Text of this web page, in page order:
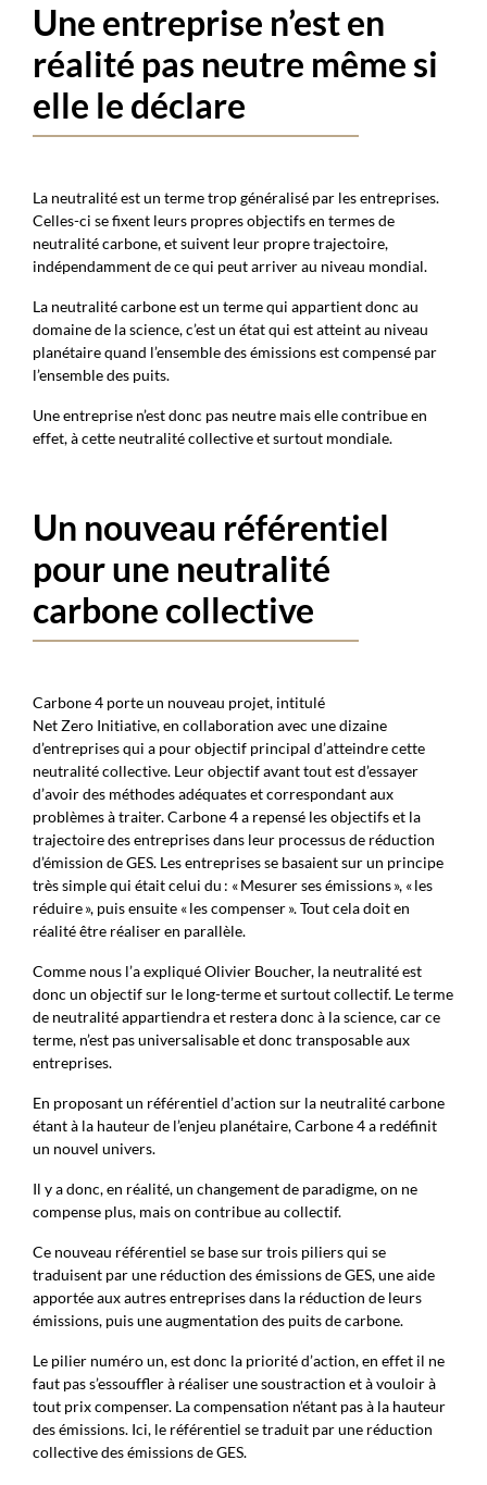
Une entreprise n’est en
réalité pas neutre même si
elle le déclare
La neutralité est un terme trop généralisé par les entreprises.
Celles-ci se fixent leurs propres objectifs en termes de
neutralité carbone, et suivent leur propre trajectoire,
indépendamment de ce qui peut arriver au niveau mondial.
La neutralité carbone est un terme qui appartient donc au
domaine de la science, c’est un état qui est atteint au niveau
planétaire quand l’ensemble des émissions est compensé par
l’ensemble des puits.
Une entreprise n’est donc pas neutre mais elle contribue en
effet, à cette neutralité collective et surtout mondiale.
Un nouveau référentiel
pour une neutralité
carbone collective
Carbone 4 porte un nouveau projet, intitulé
Net Zero Initiative, en collaboration avec une dizaine
d’entreprises qui a pour objectif principal d’atteindre cette
neutralité collective. Leur objectif avant tout est d’essayer
d’avoir des méthodes adéquates et correspondant aux
problèmes à traiter. Carbone 4 a repensé les objectifs et la
trajectoire des entreprises dans leur processus de réduction
d’émission de GES. Les entreprises se basaient sur un principe
très simple qui était celui du : « Mesurer ses émissions », « les
réduire », puis ensuite « les compenser ». Tout cela doit en
réalité être réaliser en parallèle.
Comme nous l’a expliqué Olivier Boucher, la neutralité est
donc un objectif sur le long-terme et surtout collectif. Le terme
de neutralité appartiendra et restera donc à la science, car ce
terme, n’est pas universalisable et donc transposable aux
entreprises.
En proposant un référentiel d’action sur la neutralité carbone
étant à la hauteur de l’enjeu planétaire, Carbone 4 a redéfinit
un nouvel univers.
Il y a donc, en réalité, un changement de paradigme, on ne
compense plus, mais on contribue au collectif.
Ce nouveau référentiel se base sur trois piliers qui se
traduisent par une réduction des émissions de GES, une aide
apportée aux autres entreprises dans la réduction de leurs
émissions, puis une augmentation des puits de carbone.
Le pilier numéro un, est donc la priorité d’action, en effet il ne
faut pas s’essouffler à réaliser une soustraction et à vouloir à
tout prix compenser. La compensation n’étant pas à la hauteur
des émissions. Ici, le référentiel se traduit par une réduction
collective des émissions de GES.